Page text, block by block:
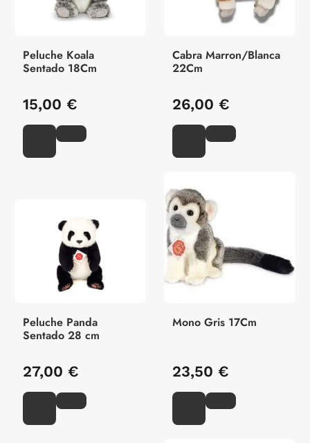
Peluche Koala
Sentado 18Cm
15,00 €
Cabra Marron/Blanca
22Cm
26,00 €
Peluche Panda
Sentado 28 cm
27,00 €
Mono Gris 17Cm
23,50 €